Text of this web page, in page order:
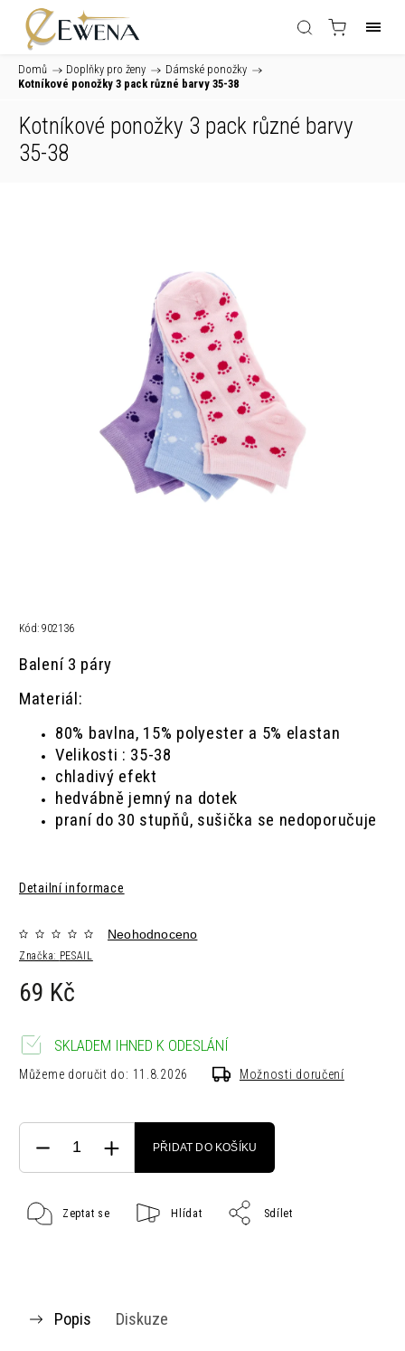
Domů / Doplňky pro ženy / Dámské ponožky /
Kotníkové ponožky 3 pack různé barvy 35-38
Kotníkové ponožky 3 pack různé barvy
35-38
Kód: 902136
Balení 3 páry
Materiál:
80% bavlna, 15% polyester a 5% elastan
Velikosti : 35-38
chladivý efekt
hedvábně jemný na dotek
praní do 30 stupňů, sušička se nedoporučuje
Detailní informace
Značka: PESAIL
Neohodnoceno
69 Kč
SKLADEM IHNED K ODESLÁNÍ
Můžeme doručit do: 11.8.2026 Možnosti doručení
PŘIDAT DO KOŠÍKU
Zeptat se Hlídat Sdílet
Popis Diskuze